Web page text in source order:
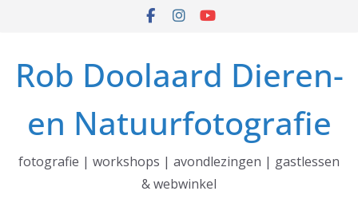
inhoud
Rob Doolaard Dieren-
en Natuurfotografie
fotografie | workshops | avondlezingen | gastlessen
& webwinkel